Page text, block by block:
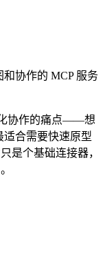
协作的 MCP 服务
协作的痛点——想
适合需要快速原型
是个基础连接器，